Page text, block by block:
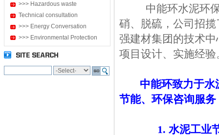
>>> Hazardous waste
Technical consultation
>>> Energy Conversation
>>> Environmental Protection
中能环水泥环保
硝、脱硫，公司招
强建材集团的技术
项目设计、实施经验
中能环致力于水
节能、环保咨询服务
1. 水泥工业